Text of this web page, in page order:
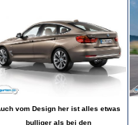
vom Design her ist alles etwas
bulliger als bei den